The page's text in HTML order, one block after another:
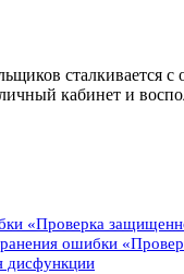
кабинет и
«Проверка
ошибки
дисфункции